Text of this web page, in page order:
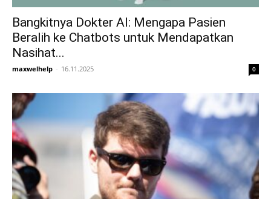
Bangkitnya Dokter AI: Mengapa Pasien
Beralih ke Chatbots untuk Mendapatkan
Nasihat...
maxwelhelp - 16.11.2025 0